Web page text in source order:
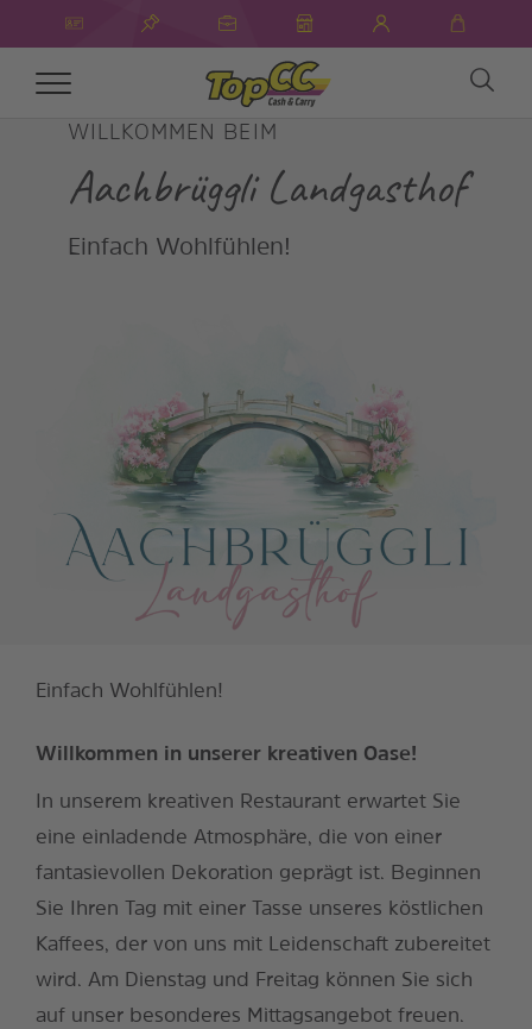
Toggle
WILLKOMMEN BEIM
Aachbrüggli Landgasthof
Einfach Wohlfühlen!
Einfach Wohlfühlen!
Willkommen in unserer kreativen Oase!
In unserem kreativen Restaurant erwartet Sie
eine einladende Atmosphäre, die von einer
fantasievollen Dekoration geprägt ist. Beginnen
Sie Ihren Tag mit einer Tasse unseres köstlichen
Kaffees, der von uns mit Leidenschaft zubereitet
wird. Am Dienstag und Freitag können Sie sich
auf unser besonderes Mittagsangebot freuen.